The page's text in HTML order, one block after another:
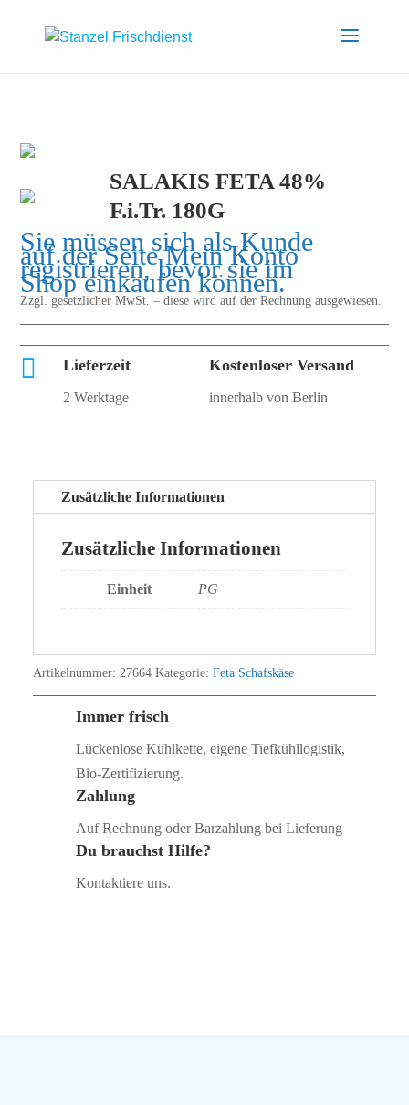
SALAKIS FETA 48%
F.i.Tr. 180G
Sie müssen sich als Kunde
auf der SeiteMein Konto
registrieren, bevor sie im
Shop einkaufen können.
Zzgl. gesetzlicher MwSt. – diese wird auf der Rechnung ausgewiesen.
 Lieferzeit
2 Werktage
Kostenloser Versand
innerhalb von Berlin
Zusätzliche Informationen
Zusätzliche Informationen
Einheit PG
Artikelnummer: 27664 Kategorie: Feta Schafskäse
Immer frisch
Lückenlose Kühlkette, eigene Tiefkühllogistik,
Bio‑Zertifizierung.
Zahlung
Auf Rechnung oder Barzahlung bei Lieferung
Du brauchst Hilfe?
Kontaktiere uns.